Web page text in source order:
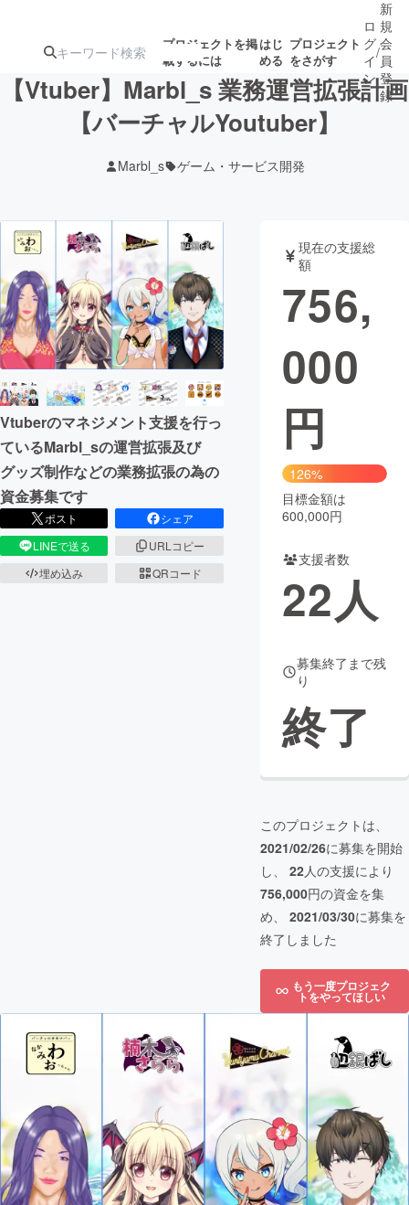
プロジェクトを掲
載するには
はじ
める
プロジェクト
をさがす
ターン
ジェクト
ロジェクト
アート・写真 音楽
テクノロジー・ガジェット ゲーム・サ
映像・映画
ビジネス・起業
まちづくり・地域活性化
CAMPFIRE for Social Good
CAMPFIRE Creation
CAMPFIREふるさと納税machi-ya コミュニティ
ロ
グ
イ
ン
/
新
規
会
員
登
録
【Vtuber】Marbl_s 業務運営拡張計画
【バーチャルYoutuber】
Marbl_s ゲーム・サービス開発
Vtuberのマネジメント支援を行っ
ているMarbl_sの運営拡張及び
グッズ制作などの業務拡張の為の
資金募集です
ポスト
シェア
LINEで送る
URLコピー
埋め込み
QRコード
現在の支援総
額
756,
000
円
126%
目標金額は
600,000円
支援者数
22人
募集終了まで残
り
終了
このプロジェクトは、
2021/02/26に募集を開始
し、 22人の支援により
756,000円の資金を集
め、 2021/03/30に募集を
終了しました
もう一度プロジェク
トをやってほしい